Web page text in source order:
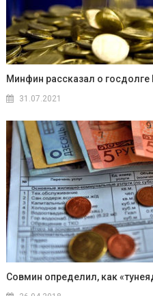
Минфин рассказал о госдолге
31.07.2021
Совмин определил, как